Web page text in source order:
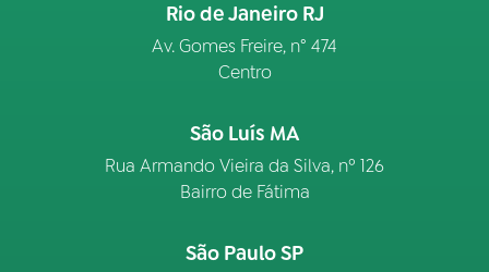
Rio de Janeiro RJ
Av. Gomes Freire, n° 474
Centro
São Luís MA
Rua Armando Vieira da Silva, nº 126
Bairro de Fátima
São Paulo SP